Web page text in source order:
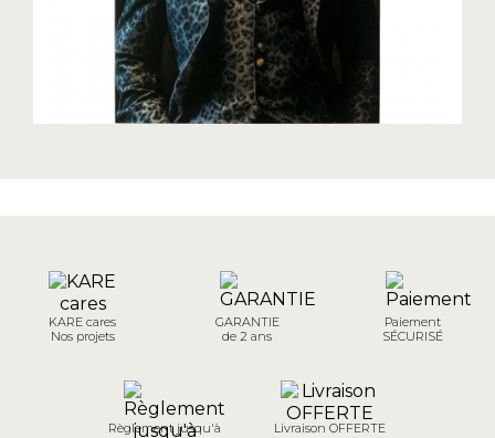
KARE cares
Nos projets
GARANTIE
de 2 ans
Paiement
SÉCURISÉ
Règlement jusqu'à
Livraison OFFERTE